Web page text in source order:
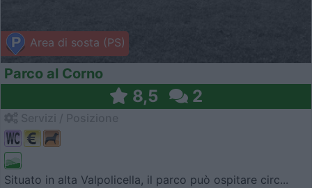
Area di sosta (PS)
Parco al Corno
8,5 2
Situato in alta Valpolicella, il parco può ospitare circ...